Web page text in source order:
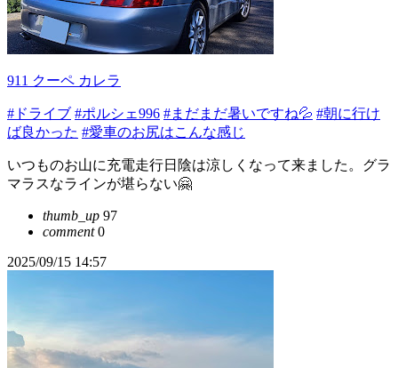
911 クーペ カレラ
#ドライブ #ポルシェ996 #まだまだ暑いですね💦 #朝に行け
ば良かった #愛車のお尻はこんな感じ
いつものお山に充電走行日陰は涼しくなって来ました。グラ
マラスなラインが堪らない🤗
thumb_up 97
comment0
2025/09/15 14:57